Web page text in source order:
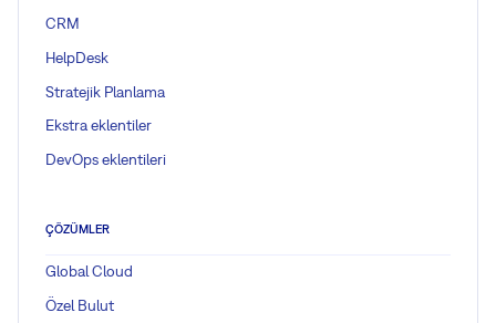
CRM
HelpDesk
Stratejik Planlama
Ekstra eklentiler
DevOps eklentileri
ÇÖZÜMLER
Global Cloud
Özel Bulut